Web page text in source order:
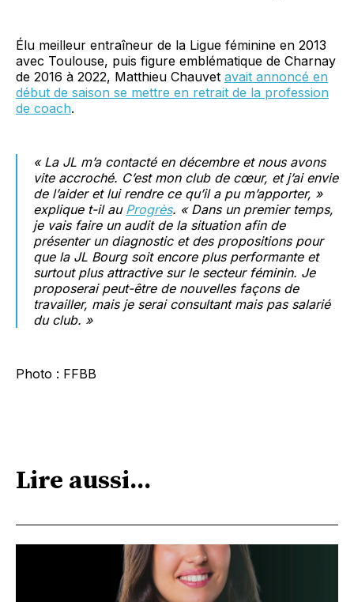
Élu meilleur entraîneur de la Ligue féminine en 2013
avec Toulouse, puis figure emblématique de Charnay
de 2016 à 2022, Matthieu Chauvet avait annoncé en
début de saison se mettre en retrait de la profession
de coach.
« La JL m’a contacté en décembre et nous avons
vite accroché. C’est mon club de cœur, et j’ai envie
de l’aider et lui rendre ce qu’il a pu m’apporter, »
explique t-il au Progrès. « Dans un premier temps,
je vais faire un audit de la situation afin de
présenter un diagnostic et des propositions pour
que la JL Bourg soit encore plus performante et
surtout plus attractive sur le secteur féminin. Je
proposerai peut-être de nouvelles façons de
travailler, mais je serai consultant mais pas salarié
du club. »
Photo : FFBB
Lire aussi...